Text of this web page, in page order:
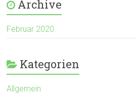
Archive
Februar 2020
Kategorien
Allgemein